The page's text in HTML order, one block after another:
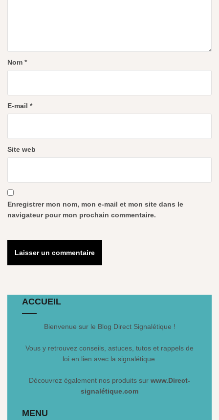
Nom *
E-mail *
Site web
Enregistrer mon nom, mon e-mail et mon site dans le
navigateur pour mon prochain commentaire.
ACCUEIL
Bienvenue sur le Blog Direct Signalétique !
Vous y retrouvez conseils, astuces, tutos et rappels de
loi en lien avec la signalétique.
Découvrez également nos produits sur www.Direct-
signalétique.com
MENU